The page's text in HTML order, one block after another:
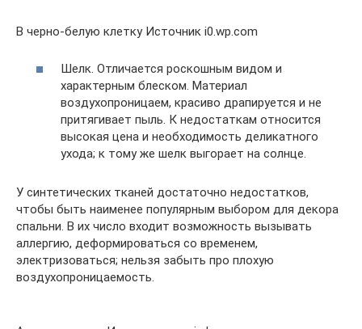
В черно-белую клетку Источник i0.wp.com
Шелк. Отличается роскошным видом и
характерным блеском. Материал
воздухопроницаем, красиво драпируется и не
притягивает пыль. К недостаткам относится
высокая цена и необходимость деликатного
ухода; к тому же шелк выгорает на солнце.
У синтетических тканей достаточно недостатков,
чтобы быть наименее популярным выбором для декора
спальни. В их число входит возможность вызывать
аллергию, деформироваться со временем,
электризоваться; нельзя забыть про плохую
воздухопроницаемость.